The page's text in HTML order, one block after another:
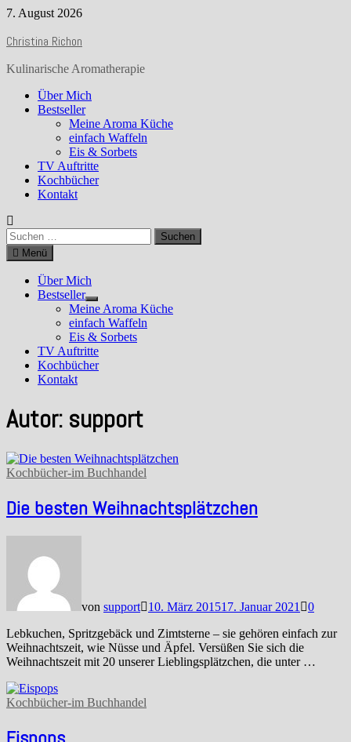
Zurück
Inhalt
7. August 2026
Christina Richon
Kulinarische Aromatherapie
Über Mich
Bestseller
Meine Aroma Küche
einfach Waffeln
Eis & Sorbets
TV Auftritte
Kochbücher
Kontakt
Suchen
nach:Menü
Über Mich
Bestseller
Show
sub
menu
Meine Aroma Küche
einfach Waffeln
Eis & Sorbets
TV Auftritte
Kochbücher
Kontakt
Autor: support
Kochbücher-im Buchhandel
Die besten Weihnachtsplätzchen
von support 10. März 201517. Januar 2021
0
Lebkuchen, Spritzgebäck und Zimtsterne – sie gehören einfach zur
Weihnachtszeit, wie Nüsse und Äpfel. Versüßen Sie sich die
Weihnachtszeit mit 20 unserer Lieblingsplätzchen, die unter …
Kochbücher-im Buchhandel